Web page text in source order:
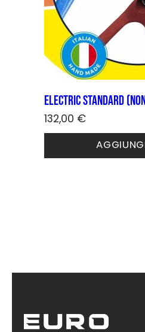
Electric STANDARD
132,00 €
Questo
ha
prodotto